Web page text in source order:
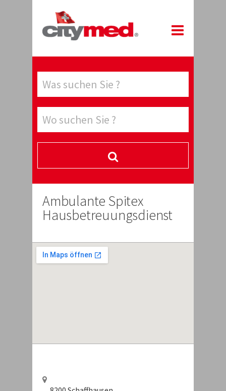
Ambulante Spitex
Hausbetreuungsdienst